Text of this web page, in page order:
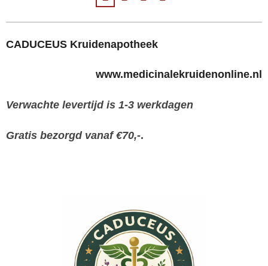
CADUCEUS Kruidenapotheek
www.medicinalekruidenonline.nl
Verwachte levertijd is 1-3 werkdagen
Gratis bezorgd vanaf €70,-.